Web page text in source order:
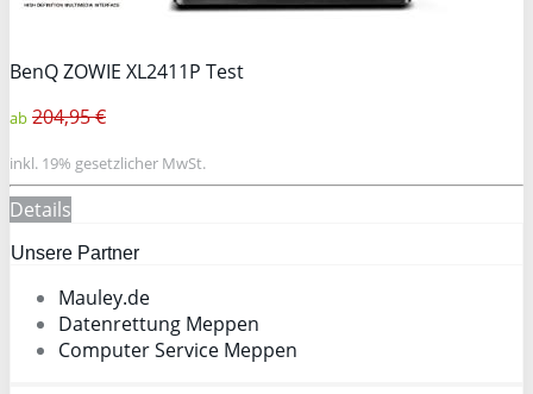
BenQ ZOWIE XL2411P Test
ab 204,95 €
inkl. 19% gesetzlicher MwSt.
Details
Unsere Partner
Mauley.de
Datenrettung Meppen
Computer Service Meppen